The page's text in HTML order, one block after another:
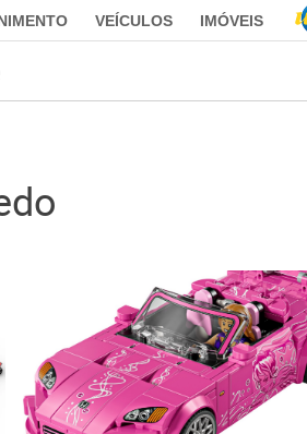
VEÍCULOS IMÓVEIS